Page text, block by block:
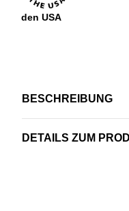
den USA
BESCHREIBUNG
DETAILS ZUM